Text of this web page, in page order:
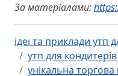
За матеріалами:
ідеї та приклади утп
утп для кондитерів
унікальна